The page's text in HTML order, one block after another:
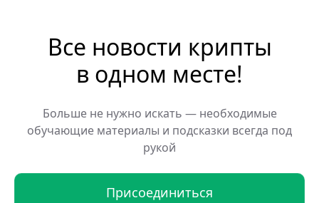
Все новости крипты
в одном месте!
Больше не нужно искать — необходимые
обучающие материалы и подсказки всегда под
рукой
Присоединиться
Альткоины продолжали выборочно
привлекать капитал:
— XRP — +$31,8 млн
— NEAR — +$9 млн
— SUI — +$2,9 млн